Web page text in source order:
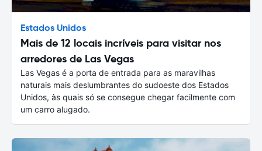
Estados Unidos
Mais de 12 locais incríveis para visitar nos
arredores de Las Vegas
Las Vegas é a porta de entrada para as maravilhas
naturais mais deslumbrantes do sudoeste dos Estados
Unidos, às quais só se consegue chegar facilmente com
um carro alugado.